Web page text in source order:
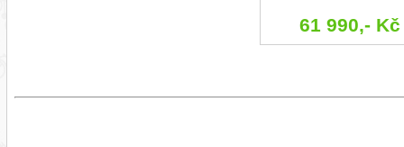
61 990,- Kč